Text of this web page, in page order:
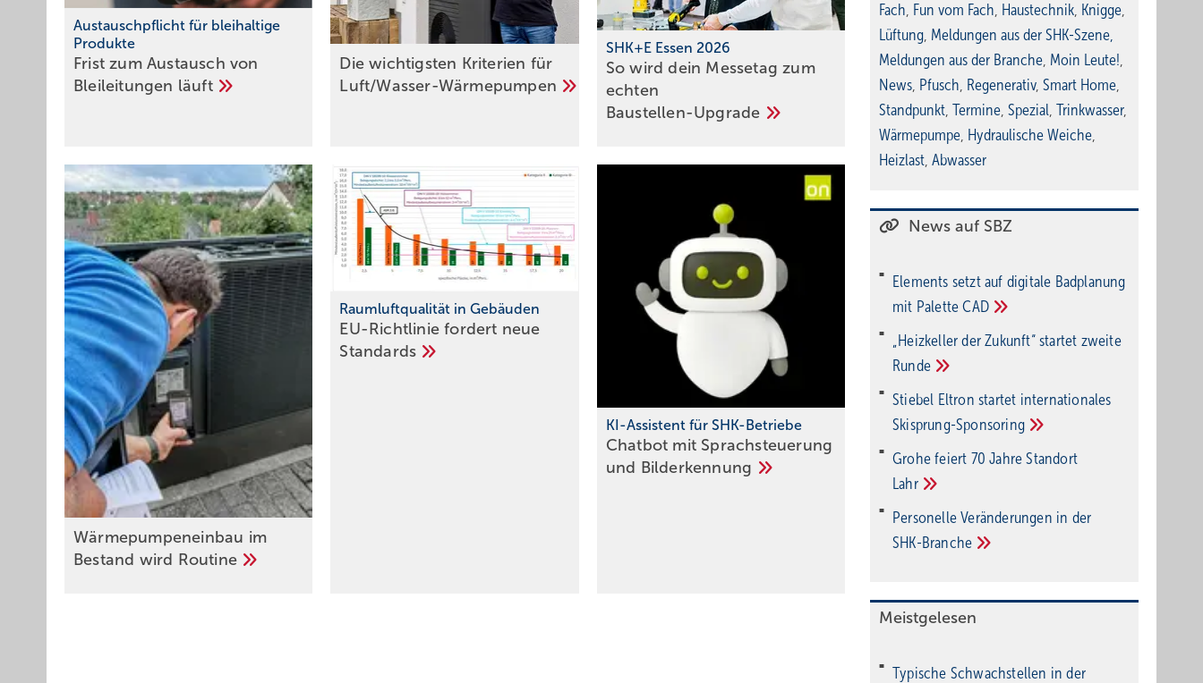
Austauschpflicht für bleihaltige
Produkte
Frist zum Austausch von
Bleileitungen läuft
Die wichtigsten Kriterien für
Luft/Wasser-Wärmepumpen
SHK+E Essen 2026
So wird dein Messetag zum
echten
Baustellen-Upgrade
Wärmepumpeneinbau im
Bestand wird Routine
Raumluftqualität in Gebäuden
EU-Richtlinie fordert neue
Standards
KI-Assistent für SHK-Betriebe
Chatbot mit Sprachsteuerung
und Bilderkennung
Fach, Fun vom Fach, Haustechnik, Knigge,
Lüftung, Meldungen aus der SHK-Szene,
Meldungen aus der Branche, Moin Leute!,
News, Pfusch, Regenerativ, Smart Home,
Standpunkt, Termine, Spezial, Trinkwasser,
Wärmepumpe, Hydraulische Weiche,
Heizlast, Abwasser
News auf SBZ
Elements setzt auf di­gi­ta­le Bad­pla­nung
mit PaletteCAD
„Heizkeller der Zu­kunft“ star­tet zwei­te
Run­de
Stiebel Eltron startet internatio­nales
Ski­sprung-Spon­soring
Grohe feiert 70 Jahre Standort
Lahr
Personelle Veränderungen in der
SHK-Branche
Meistgelesen
Typische Schwachstellen in der